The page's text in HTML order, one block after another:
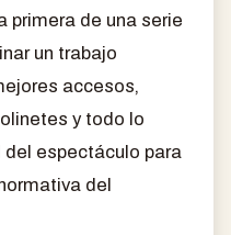
primera de una serie
un trabajo
accesos,
y todo lo
espectáculo para
del